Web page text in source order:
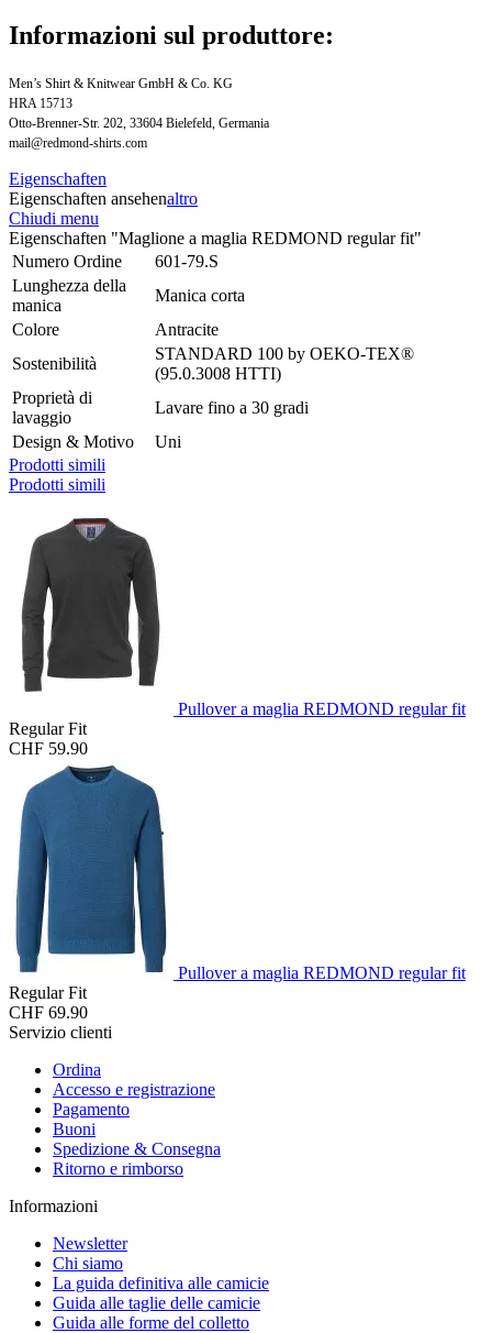
Informazioni sul produttore:
Men’s Shirt & Knitwear GmbH & Co. KG
HRA 15713
Otto-Brenner-Str. 202, 33604 Bielefeld, Germania
mail@redmond-shirts.com
Eigenschaften
Eigenschaften ansehenaltro
Chiudi menu
Eigenschaften "Maglione a maglia REDMOND regular fit"
Numero Ordine
601-79.S
Lunghezza della
manica
Manica corta
Colore
Antracite
Sostenibilità
STANDARD 100 by OEKO-TEX®
(95.0.3008 HTTI)
Proprietà di
lavaggio
Lavare fino a 30 gradi
Design & Motivo
Uni
Prodotti simili
Prodotti simili
Pullover a maglia REDMOND regular fit
Regular Fit
CHF 59.90
Pullover a maglia REDMOND regular fit
Regular Fit
CHF 69.90
Servizio clienti
Ordina
Accesso e registrazione
Pagamento
Buoni
Spedizione & Consegna
Ritorno e rimborso
Informazioni
Newsletter
Chi siamo
La guida definitiva alle camicie
Guida alle taglie delle camicie
Guida alle forme del colletto